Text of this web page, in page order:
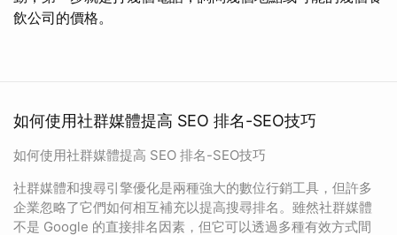
飲公司的價格。
如何使用社群媒體提高 SEO 排名-SEO技巧
如何使用社群媒體提高 SEO 排名-SEO技巧
社群媒體和搜尋引擎優化是兩種強大的數位行銷工具，但許多
企業忽略了它們如何相互補充以提高搜尋排名。雖然社群媒體
不是 Google 的直接排名因素，但它可以透過多種有效方式間